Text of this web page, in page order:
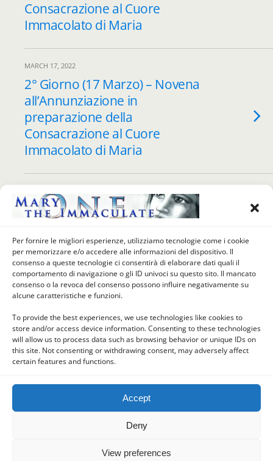
Per fornire le migliori esperienze, utilizziamo tecnologie come i cookie
per memorizzare e/o accedere alle informazioni del dispositivo. Il
consenso a queste tecnologie ci consentirà di elaborare dati quali il
comportamento di navigazione o gli ID univoci su questo sito. Il mancato
consenso o la revoca del consenso possono influire negativamente su
alcune caratteristiche e funzioni.
To provide the best experiences, we use technologies like cookies to
store and/or access device information. Consenting to these technologies
will allow us to process data such as browsing behavior or unique IDs on
this site. Not consenting or withdrawing consent, may adversely affect
certain features and functions.
Accept
Deny
View preferences
Consacrazione al Cuore
Immacolato di Maria
MARCH 17, 2022
2° Giorno (17 Marzo) – Novena
all’Annunziazione in
preparazione della
Consacrazione al Cuore
Immacolato di Maria
1° Giorno (16 Marzo) – Novena
preparazione della
Consacrazione al Cuore
Immacolato di Maria
Back to top
Mobile
Powered by